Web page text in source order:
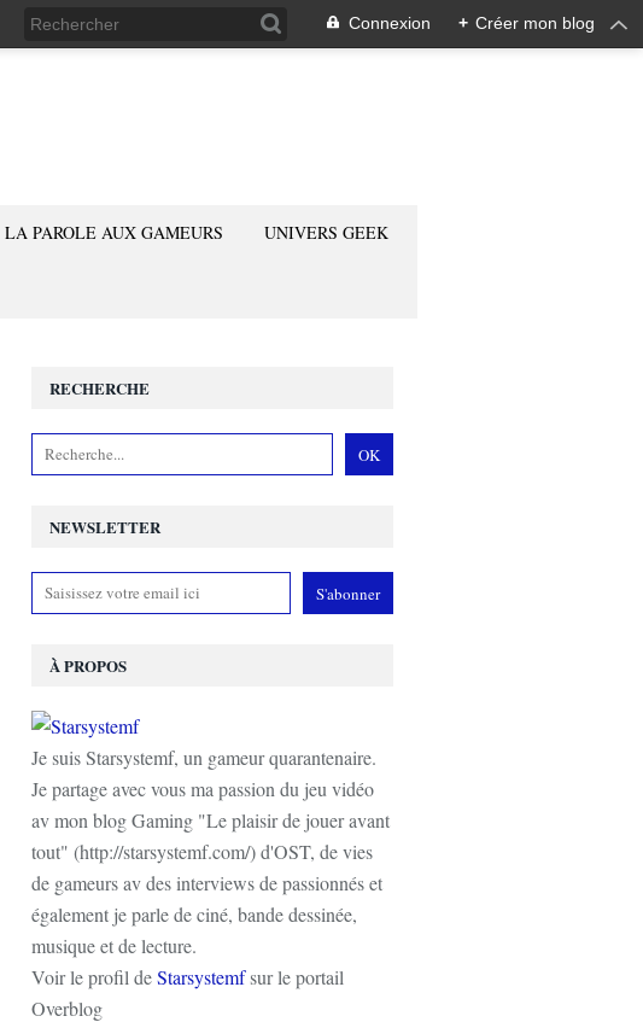
Connexion + Créer mon blog
LA PAROLE AUX GAMEURS UNIVERS GEEK
NEWSLETTER
RECHERCHE
À PROPOS
Je suis Starsystemf, un gameur quarantenaire.
Je partage avec vous ma passion du jeu vidéo
av mon blog Gaming "Le plaisir de jouer avant
tout" (http://starsystemf.com/) d'OST, de vies
de gameurs av des interviews de passionnés et
également je parle de ciné, bande dessinée,
musique et de lecture.
Voir le profil deStarsystemfsur le portail
Overblog